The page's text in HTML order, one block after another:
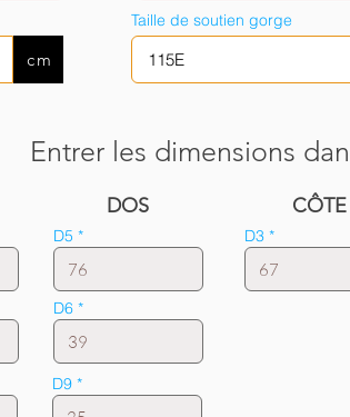
cm
Taille de soutien gorge
Entrer les dimensions
DOS CÔTE
D5
D6
D9
D3